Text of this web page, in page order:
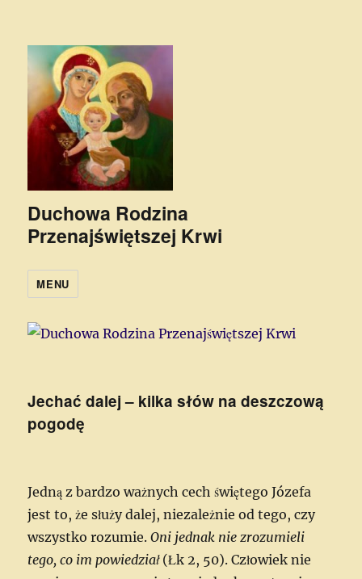
Duchowa Rodzina
Przenajświętszej Krwi
MENU
Jechać dalej – kilka słów na deszczową
pogodę
Jedną z bardzo ważnych cech świętego Józefa
jest to, że służy dalej, niezależnie od tego, czy
wszystko rozumie.Oni jednak nie zrozumieli
tego, co im powiedział (Łk 2, 50). Człowiek nie